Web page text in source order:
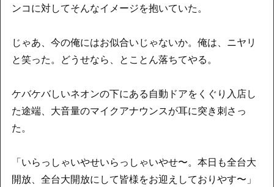
ンコに対してそんなイメージを抱いていた。
じゃあ、今の俺にはお似合いじゃないか。俺は、ニヤリ
と笑った。どうせなら、とことん落ちてやる。
ケバケバしいネオンの下にある自動ドアをくぐり入店し
た途端、大音量のマイクアナウンスが耳に突き刺さっ
た。
「いらっしゃいやせいらっしゃいやせ〜。本日も全台大
開放、全台大開放にして皆様をお迎えしておりやす〜」